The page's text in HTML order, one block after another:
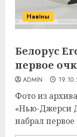
Навіны
Белорус
первое
ADMIN
Фото из
«Нью-Джерси
набрал